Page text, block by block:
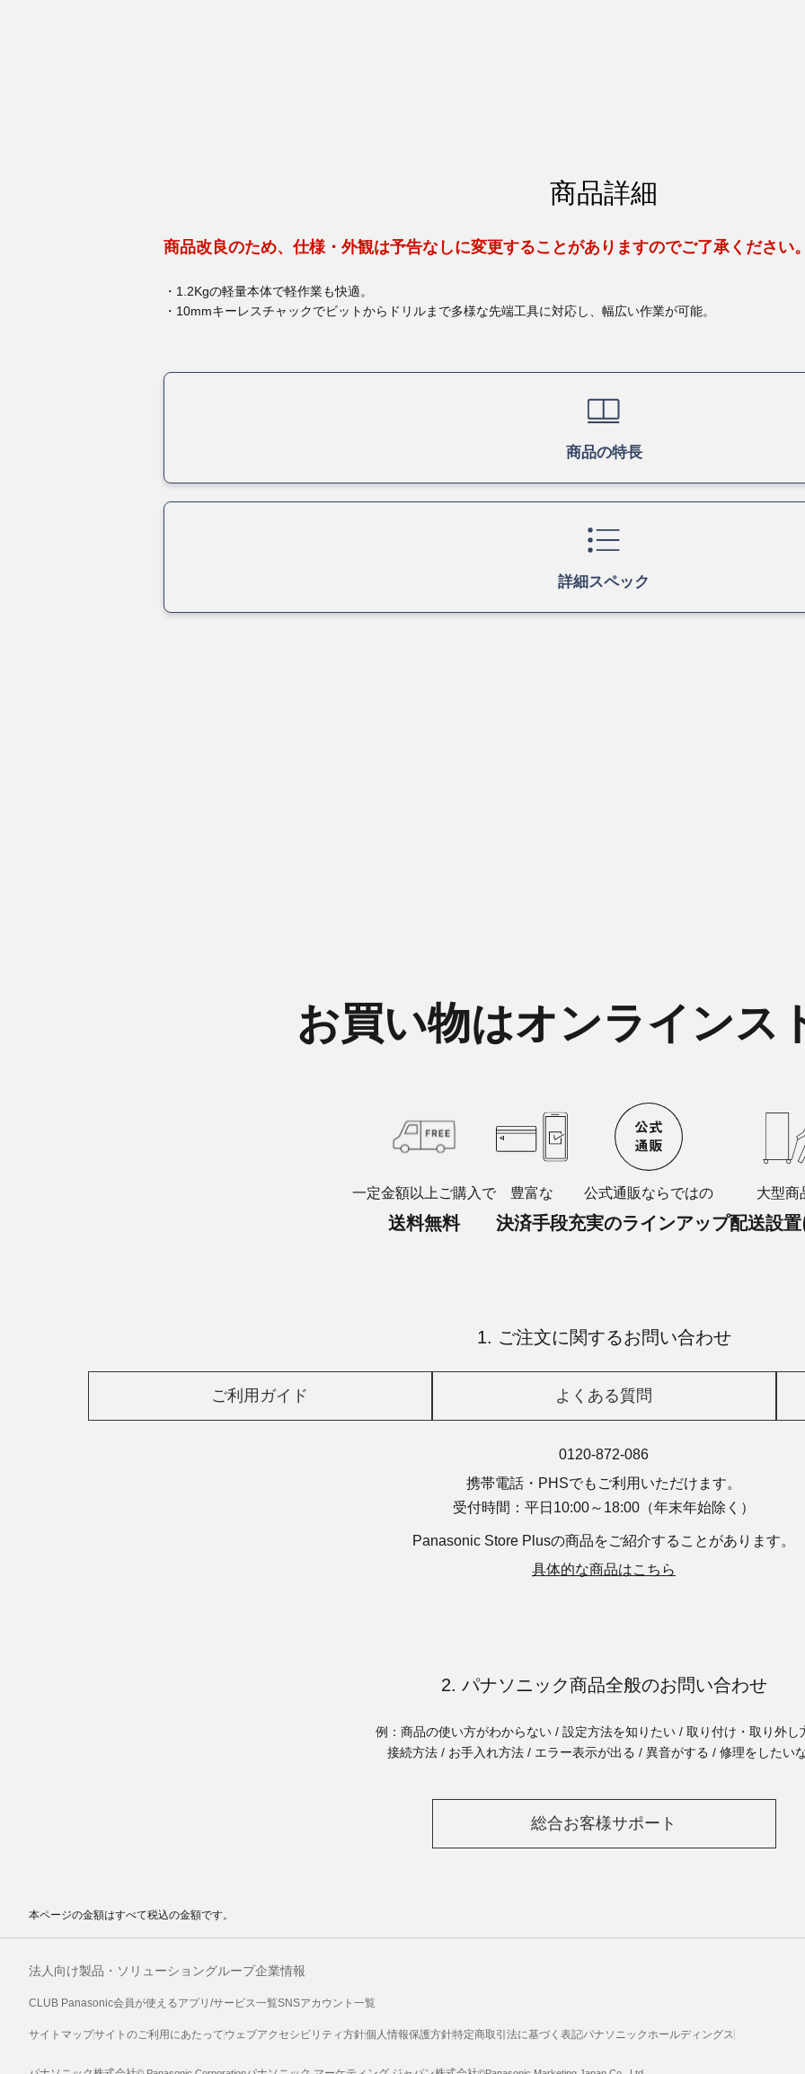
商品詳細
商品改良のため、仕様・外観は予告なしに変更することがありますのでご了承ください
・1.2Kgの軽量本体で軽作業も快適。
・10mmキーレスチャックでビットからドリルまで多様な先端工具に対応し、幅広い作業が可能。
商品の特長
詳細スペック
お買い物はオンラインス
一定金額以上ご購入で
送料無料
豊富な
決済手段
公式通販ならではの
充実のラインアップ
大型商
配送設
1. ご注文に関するお問い合わせ
ご利用ガイド よくある質問
0120-872-086
携帯電話・PHSでもご利用いただけます。
受付時間：平日10:00～18:00 （年末年始除く）
Panasonic Store Plusの商品をご紹介することがあります。
具体的な商品はこちら
2. パナソニック商品全般のお問い合わせ
例：商品の使い方がわからない / 設定方法を知りたい / 取り付け・取り外し
接続方法 / お手入れ方法 / エラー表示が出る / 異音がする / 修理をしたい
総合お客様サポート
本ページの金額はすべて税込の金額です。
法人向け製品・ソリューショングループ企業情報
CLUB Panasonic会員が使えるアプリ/サービス一覧SNSアカウント一覧
サイトマップサイトのご利用にあたって ウェブアクセシビリティ方針個人情報保護方針特定商取引法に基づく表記パナソニックホールディングス